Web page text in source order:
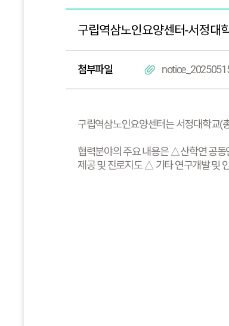
구립역삼노인요양센터-서정대
첨부파일
구립역삼노인요양센터는 서정대학교(
협력분야의 주요 내용은 △산학연 공
제공 및 진로지도 △ 기타 연구개발 및